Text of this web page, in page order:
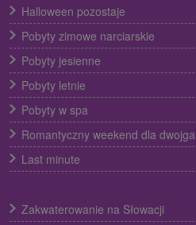
Halloween pozostaje
Pobyty zimowe narciarskie
Pobyty jesienne
Pobyty letnie
Pobyty w spa
Romantyczny weekend dla dwojga
Last minute
Zakwaterowanie na Słowacji